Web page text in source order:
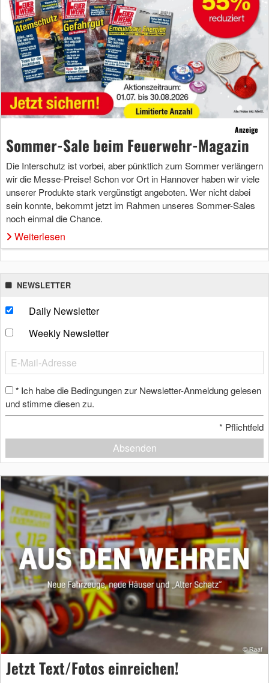
Anzeige
Sommer-Sale beim Feuerwehr-Magazin
Die Interschutz ist vorbei, aber pünktlich zum Sommer verlängern
wir die Messe-Preise! Schon vor Ort in Hannover haben wir viele
unserer Produkte stark vergünstigt angeboten. Wer nicht dabei
sein konnte, bekommt jetzt im Rahmen unseres Sommer-Sales
noch einmal die Chance.
Weiterlesen
NEWSLETTER
Daily Newsletter
Weekly Newsletter
* Ich habe die Bedingungen zur Newsletter-Anmeldung gelesen
und stimme diesen zu.
* Pflichtfeld
Absenden
Jetzt Text/Fotos einreichen!